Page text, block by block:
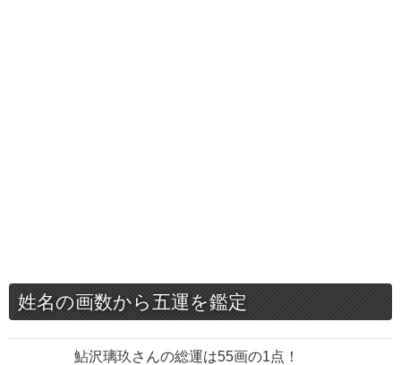
姓名の画数から五運を鑑定
鮎沢璃玖さんの総運は55画の1点！